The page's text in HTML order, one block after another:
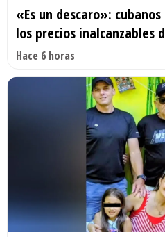
«Es un descaro»:
los precios inalcanzables
Hace 6 horas